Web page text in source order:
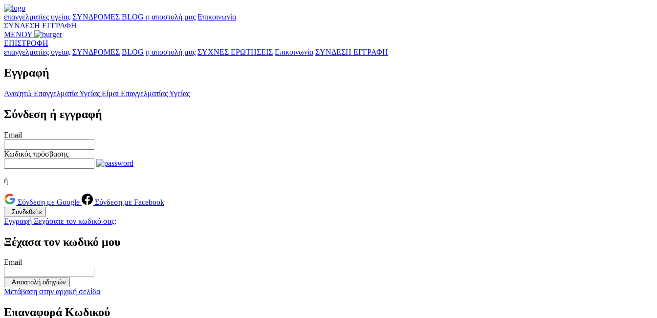
επαγγελματίες υγείας ΣΥΝΔΡΟΜΕΣ BLOG η αποστολή μας Επικοινωνία
ΣΥΝΔΕΣΗ ΕΓΓΡΑΦΗ
ΜΕΝΟΥ
ΕΠΙΣΤΡΟΦΗ
επαγγελματίες υγείας ΣΥΝΔΡΟΜΕΣ BLOG η αποστολή μας ΣΥΧΝΕΣ ΕΡΩΤΗΣΕΙΣ Επικοινωνία ΣΥΝΔΕΣΗ ΕΓΓΡΑΦΗ
Εγγραφή
Αναζητώ Επαγγελματία Υγείας Είμαι Επαγγελματίας Υγείας
Σύνδεση ή εγγραφή
Email
Κωδικός πρόσβασης
ή
Σύνδεση με Google Σύνδεση με Facebook
Συνδεθείτε
Εγγραφή Ξεχάσατε τον κωδικό σας;
Ξέχασα τον κωδικό μου
Email
Αποστολή οδηγιών
Μετάβαση στην αρχική σελίδα
Επαναφορά Κωδικού